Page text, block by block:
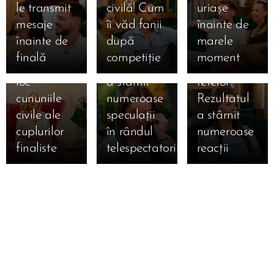
le transmit
mesaje
înainte de
finală
civilă! Cum
îi văd fanii
după
competiție
uriașe
înainte de
marele
moment
anunță
ediția
specială de
mâine! Au
loc
cununiile
civile ale
cuplurilor
finaliste
izbucnit în
lacrimi la
Mireasa!
Momentul
a stârnit
numeroase
speculații
în rândul
telespectatorilor
după ce a
ocupat
locul 3 în
topul
fetelor!
Rezultatul
a stârnit
numeroase
reacții